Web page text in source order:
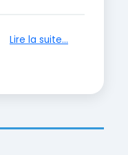
Lire la suite...